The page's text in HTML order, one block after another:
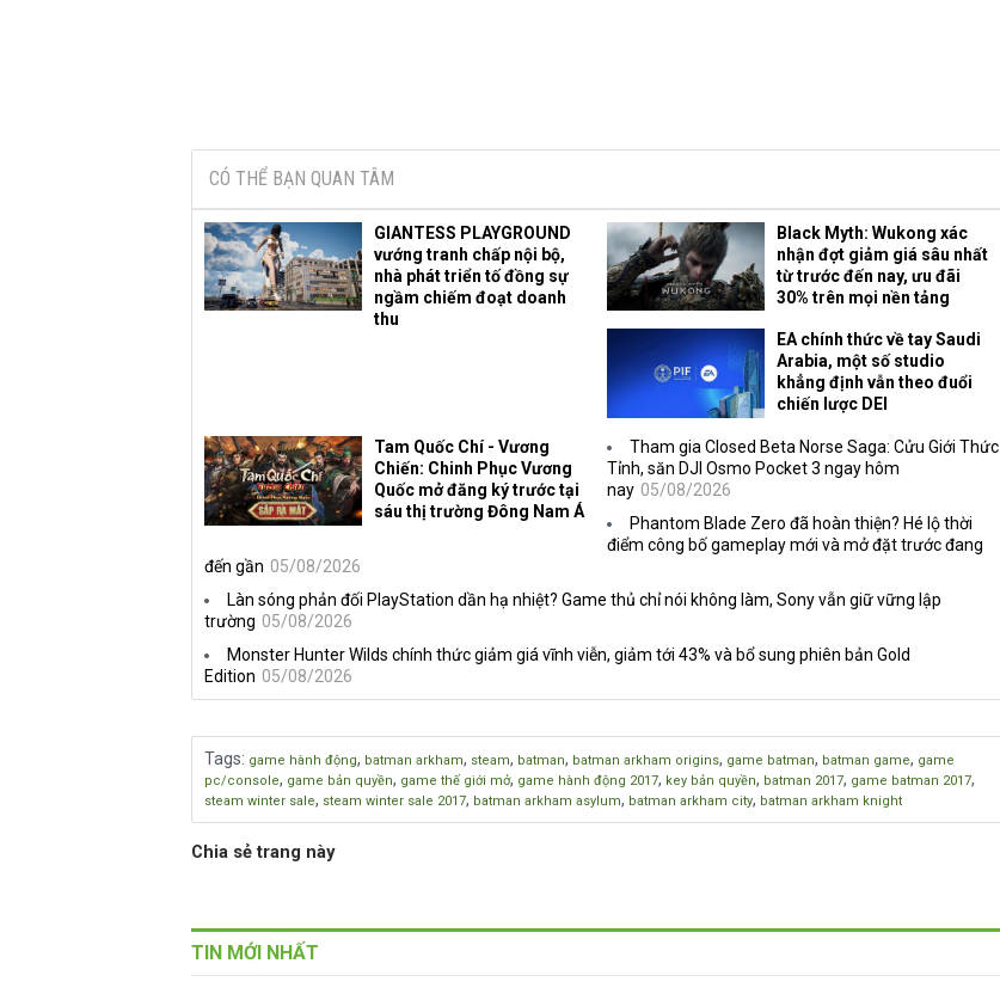
CÓ THỂ BẠN QUAN TÂM
GIANTESS PLAYGROUND
vướng tranh chấp nội bộ,
nhà phát triển tố đồng sự
ngầm chiếm đoạt doanh
thu
Black Myth: Wukong xác
nhận đợt giảm giá sâu nhất
từ trước đến nay, ưu đãi
30% trên mọi nền tảng
EA chính thức về tay Saudi
Arabia, một số studio
khẳng định vẫn theo đuổi
chiến lược DEI
Tam Quốc Chí - Vương
Chiến: Chinh Phục Vương
Quốc mở đăng ký trước tại
sáu thị trường Đông Nam Á
Tham gia Closed Beta Norse Saga: Cửu Giới Thức
Tỉnh, săn DJI Osmo Pocket 3 ngay hôm
nay 05/08/2026
Phantom Blade Zero đã hoàn thiện? Hé lộ thời
điểm công bố gameplay mới và mở đặt trước đang
đến gần 05/08/2026
Làn sóng phản đối PlayStation dần hạ nhiệt? Game thủ chỉ nói không làm, Sony vẫn giữ vững lập
trường 05/08/2026
Monster Hunter Wilds chính thức giảm giá vĩnh viễn, giảm tới 43% và bổ sung phiên bản Gold
Edition 05/08/2026
Tags: game hành động, batman arkham, steam, batman, batman arkham origins, game batman, batman game, game
pc/console, game bản quyền, game thế giới mở, game hành động 2017, key bản quyền, batman 2017, game batman 2017,
steam winter sale, steam winter sale 2017, batman arkham asylum, batman arkham city, batman arkham knight
Chia sẻ trang này
TIN MỚI NHẤT